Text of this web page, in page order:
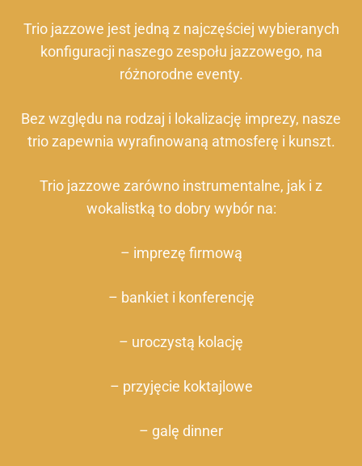
Trio jazzowe jest jedną z najczęściej wybieranych
konfiguracji naszego zespołu jazzowego, na
różnorodne eventy.
Bez względu na rodzaj i lokalizację imprezy, nasze
trio zapewnia wyrafinowaną atmosferę i kunszt.
Trio jazzowe zarówno instrumentalne, jak i z
wokalistką to dobry wybór na:
– imprezę firmową
– bankiet i konferencję
– uroczystą kolację
– przyjęcie koktajlowe
– galę dinner